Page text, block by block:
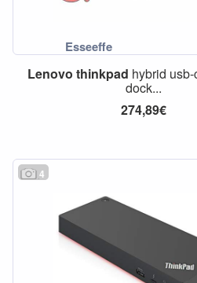
Lenovo thinkpad hybrid
dock...
274,89€
4